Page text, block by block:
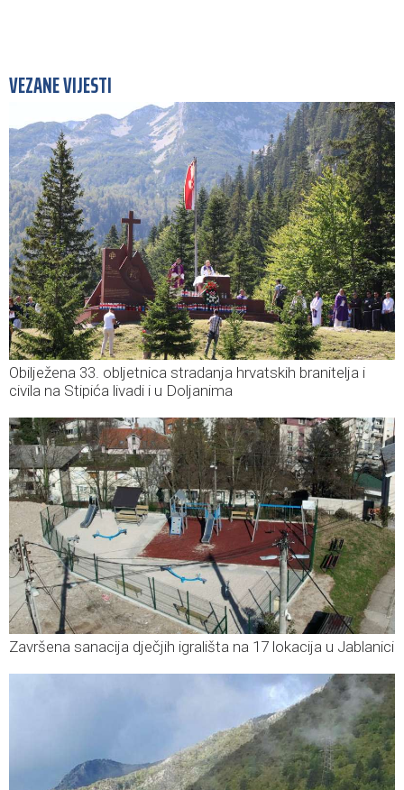
VEZANE VIJESTI
Obilježena 33. obljetnica stradanja hrvatskih branitelja i
civila na Stipića livadi i u Doljanima
Završena sanacija dječjih igrališta na 17 lokacija u Jablanici